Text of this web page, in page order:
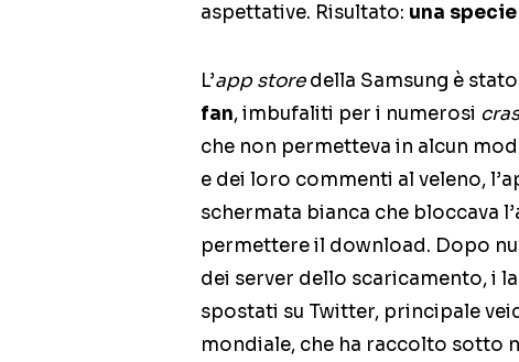
aspettative. Risultato: una
L’app storedella Samsung è
fan, imbufaliti per i numerosi
che non permetteva in alcun
e dei loro commenti al veleno,
schermata bianca che bloccava
permettere il download. Dopo
dei server dello scaricamento, i
spostati su Twitter, principale
mondiale, che ha raccolto sotto